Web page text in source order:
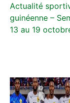
Actualité
guinéenne –
13 au 19